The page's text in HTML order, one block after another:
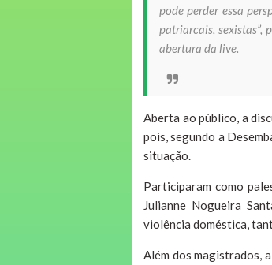
pode perder essa
patriarcais, sexistas”,
abertura da live.
Aberta ao público, a
pois, segundo a
situação.
Participaram como
Julianne Nogueira
violência doméstica,
Além dos magistrados,